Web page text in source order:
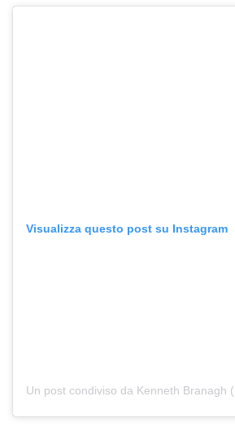
Visualizza questo post su Instagram